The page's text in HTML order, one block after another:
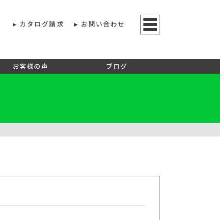
カタログ請求 お問い合わせ
お客様の声 ブログ